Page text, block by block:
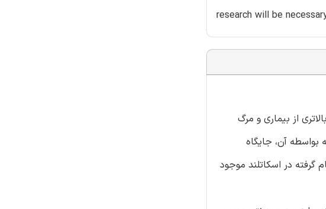
research will be
از بیماری و مرگ
بواسطه آن، جایگاه
گرفته در اسکاتلند موجود